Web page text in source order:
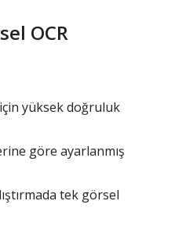
OCR
için yüksek doğruluk
göre ayarlanmış
tek görsel